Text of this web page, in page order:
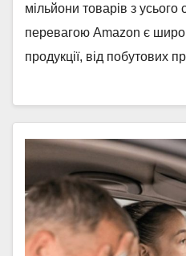
мільйони товарів з усього
перевагою Amazon є
продукції, від побутових